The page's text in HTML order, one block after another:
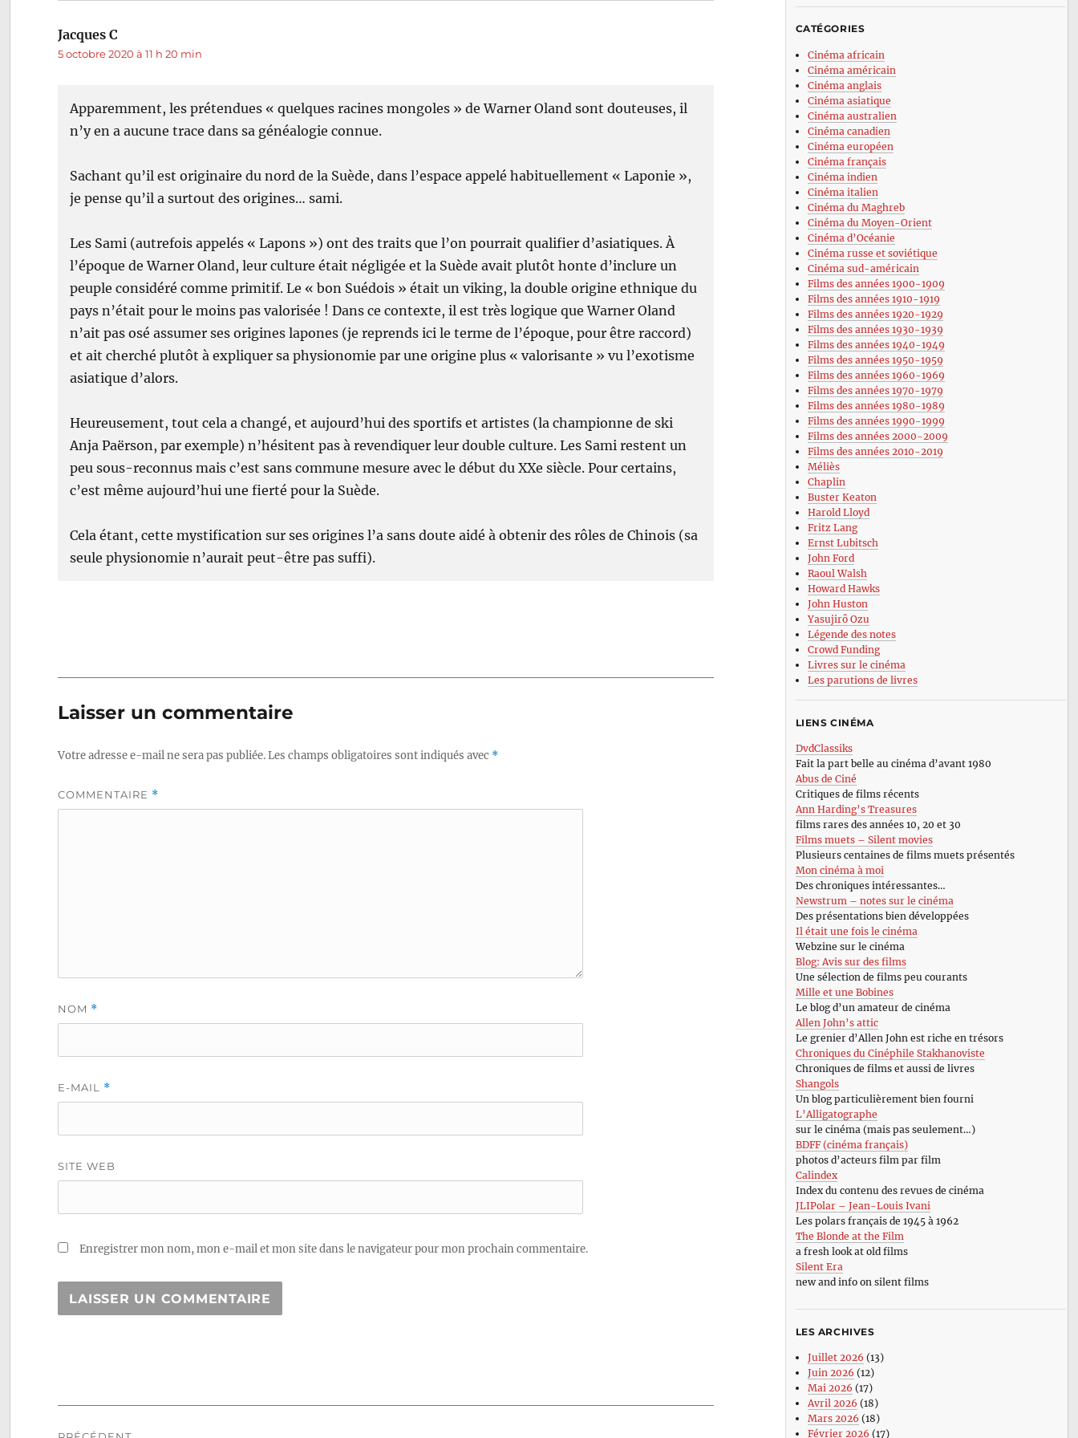
Jacques C
5 octobre 2020 à 11 h 20 min
Apparemment, les prétendues « quelques racines mongoles » de Warner Oland sont douteuses, il
n’y en a aucune trace dans sa généalogie connue.
Sachant qu’il est originaire du nord de la Suède, dans l’espace appelé habituellement « Laponie »,
je pense qu’il a surtout des origines… sami.
Les Sami (autrefois appelés « Lapons ») ont des traits que l’on pourrait qualifier d’asiatiques. À
l’époque de Warner Oland, leur culture était négligée et la Suède avait plutôt honte d’inclure un
peuple considéré comme primitif. Le « bon Suédois » était un viking, la double origine ethnique du
pays n’était pour le moins pas valorisée ! Dans ce contexte, il est très logique que Warner Oland
n’ait pas osé assumer ses origines lapones (je reprends ici le terme de l’époque, pour être raccord)
et ait cherché plutôt à expliquer sa physionomie par une origine plus « valorisante » vu l’exotisme
asiatique d’alors.
Heureusement, tout cela a changé, et aujourd’hui des sportifs et artistes (la championne de ski
Anja Paërson, par exemple) n’hésitent pas à revendiquer leur double culture. Les Sami restent un
peu sous-reconnus mais c’est sans commune mesure avec le début du XXe siècle. Pour certains,
c’est même aujourd’hui une fierté pour la Suède.
Cela étant, cette mystification sur ses origines l’a sans doute aidé à obtenir des rôles de Chinois (sa
seule physionomie n’aurait peut-être pas suffi).
Laisser un commentaire
Votre adresse e-mail ne sera pas publiée.Les champs obligatoires sont indiqués avec *
COMMENTAIRE *
NOM *
E-MAIL *
SITE WEB
Enregistrer mon nom, mon e-mail et mon site dans le navigateur pour mon prochain commentaire.
CATÉGORIES
Cinéma africain
Cinéma américain
Cinéma anglais
Cinéma asiatique
Cinéma australien
Cinéma canadien
Cinéma européen
Cinéma français
Cinéma indien
Cinéma italien
Cinéma du Maghreb
Cinéma du Moyen-Orient
Cinéma d’Océanie
Cinéma russe et soviétique
Cinéma sud-américain
Films des années 1900-1909
Films des années 1910-1919
Films des années 1920-1929
Films des années 1930-1939
Films des années 1940-1949
Films des années 1950-1959
Films des années 1960-1969
Films des années 1970-1979
Films des années 1980-1989
Films des années 1990-1999
Films des années 2000-2009
Films des années 2010-2019
Méliès
Chaplin
Buster Keaton
Harold Lloyd
Fritz Lang
Ernst Lubitsch
John Ford
Raoul Walsh
Howard Hawks
John Huston
Yasujirô Ozu
Légende des notes
Crowd Funding
Livres sur le cinéma
Les parutions de livres
LIENS CINÉMA
DvdClassiks
Fait la part belle au cinéma d’avant 1980
Abus de Ciné
Critiques de films récents
Ann Harding’s Treasures
films rares des années 10, 20 et 30
Films muets – Silent movies
Plusieurs centaines de films muets présentés
Mon cinéma à moi
Des chroniques intéressantes…
Newstrum – notes sur le cinéma
Des présentations bien développées
Il était une fois le cinéma
Webzine sur le cinéma
Blog: Avis sur des films
Une sélection de films peu courants
Mille et une Bobines
Le blog d’un amateur de cinéma
Allen John’s attic
Le grenier d’Allen John est riche en trésors
Chroniques du Cinéphile Stakhanoviste
Chroniques de films et aussi de livres
Shangols
Un blog particulièrement bien fourni
L’Alligatographe
sur le cinéma (mais pas seulement…)
BDFF (cinéma français)
photos d’acteurs film par film
Calindex
Index du contenu des revues de cinéma
JLIPolar – Jean-Louis Ivani
Les polars français de 1945 à 1962
The Blonde at the Film
a fresh look at old films
Silent Era
new and info on silent films
LES ARCHIVES
Juillet 2026 (13)
Juin 2026 (12)
Mai 2026 (17)
Avril 2026 (18)
Mars 2026 (18)
Février 2026 (17)